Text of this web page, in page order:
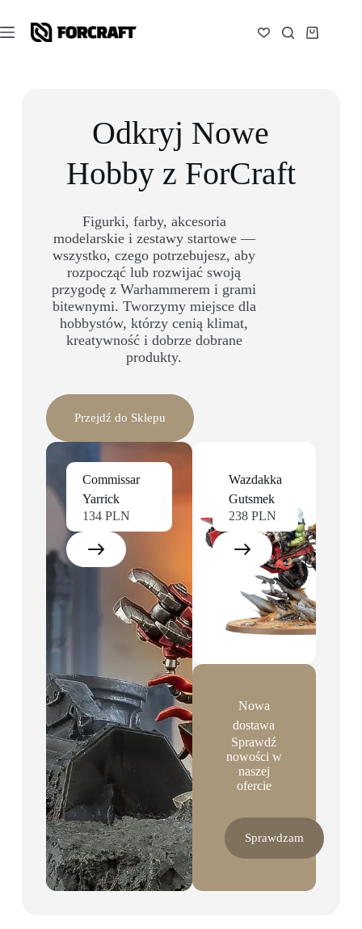
Odkryj Nowe
Hobby z ForCraft
Figurki, farby, akcesoria
modelarskie i zestawy startowe —
wszystko, czego potrzebujesz, aby
rozpocząć lub rozwijać swoją
przygodę z Warhammerem i grami
bitewnymi. Tworzymy miejsce dla
hobbystów, którzy cenią klimat,
kreatywność i dobrze dobrane
produkty.
Przejdź do Sklepu
Commissar
Yarrick
134 PLN
Wazdakka
Gutsmek
238 PLN
Nowa
dostawa
Sprawdź
nowości w
naszej
ofercie
Sprawdzam